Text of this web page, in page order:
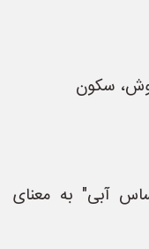
سکون
آبی" به معنای